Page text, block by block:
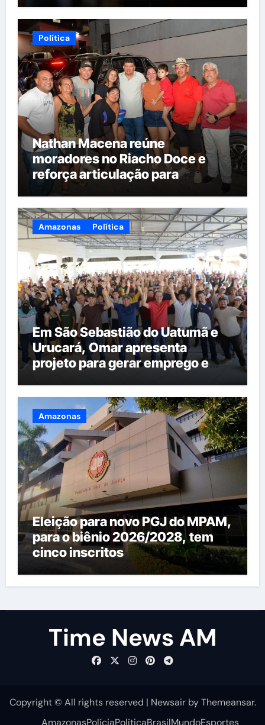
públicos
Política
Nathan Macena reúne
moradores no Riacho Doce e
reforça articulação para
candidatura à Câmara Federal
Amazonas Política
Em São Sebastião do Uatumã e
Urucará, Omar apresenta
projeto para gerar emprego e
Amazonas
Eleição para novo PGJ do MPAM,
para o biênio 2026/2028, tem
cinco inscritos
Time News AM
Copyright © All rights reserved | NewsairbyThemeansar.
AmazonasPolíciaPolíticaBrasilMundoEsportes